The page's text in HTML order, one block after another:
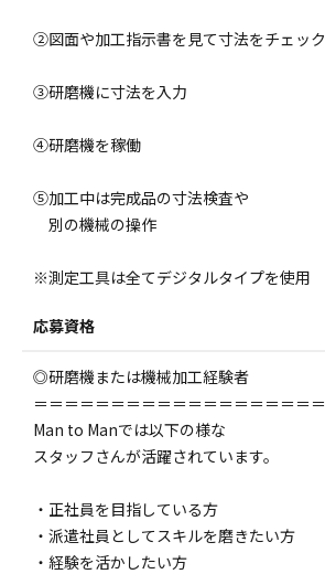
②図面や加工指示書を見て寸法をチェック
③研磨機に寸法を入力
④研磨機を稼働
⑤加工中は完成品の寸法検査や
別の機械の操作
※測定工具は全てデジタルタイプを使用
応募資格
◎研磨機または機械加工経験者
＝＝＝＝＝＝＝＝＝＝＝＝＝＝＝＝＝＝＝
Man to Manでは以下の様な
スタッフさんが活躍されています。
・正社員を目指している方
・派遣社員としてスキルを磨きたい方
・経験を活かしたい方